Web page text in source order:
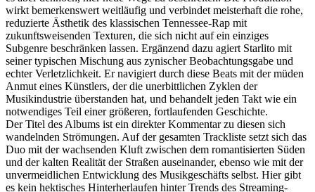
wirkt bemerkenswert weitläufig und verbindet meisterhaft die rohe,
reduzierte Ästhetik des klassischen Tennessee-Rap mit
zukunftsweisenden Texturen, die sich nicht auf ein einziges
Subgenre beschränken lassen. Ergänzend dazu agiert Starlito mit
seiner typischen Mischung aus zynischer Beobachtungsgabe und
echter Verletzlichkeit. Er navigiert durch diese Beats mit der müden
Anmut eines Künstlers, der die unerbittlichen Zyklen der
Musikindustrie überstanden hat, und behandelt jeden Takt wie ein
notwendiges Teil einer größeren, fortlaufenden Geschichte.
Der Titel des Albums ist ein direkter Kommentar zu diesen sich
wandelnden Strömungen. Auf der gesamten Trackliste setzt sich das
Duo mit der wachsenden Kluft zwischen dem romantisierten Süden
und der kalten Realität der Straßen auseinander, ebenso wie mit der
unvermeidlichen Entwicklung des Musikgeschäfts selbst. Hier gibt
es kein hektisches Hinterherlaufen hinter Trends des Streaming-